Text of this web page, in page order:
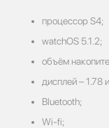
процессор S4;
watchOS 5.1.2;
объём
дисплей – 1.78
Bluetooth;
Wi-fi;